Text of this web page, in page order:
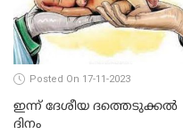
Posted On 17-11-2023
ഇന്ന് ദേശീയ ദത്തെടുക്കല്‍
ദിനം